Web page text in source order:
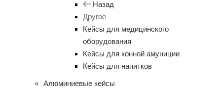
Назад
Другое
Кейсы для медицинского
оборудования
Кейсы для конной амуниции
Кейсы для напитков
Алюминиевые кейсы